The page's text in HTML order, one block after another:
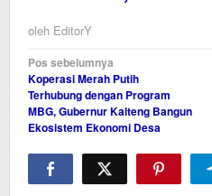
oleh EditorY
Navigasi
pos
Pos sebelumnya
Koperasi Merah Putih
Terhubung dengan Program
MBG, Gubernur Kalteng Bangun
Ekosistem Ekonomi Desa